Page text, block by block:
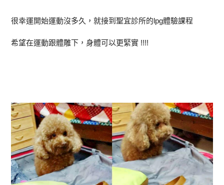
很幸運開始運動沒多久，就接到聖宜診所的lpg體驗課程
希望在運動跟體雕下，身體可以更緊實 !!!!